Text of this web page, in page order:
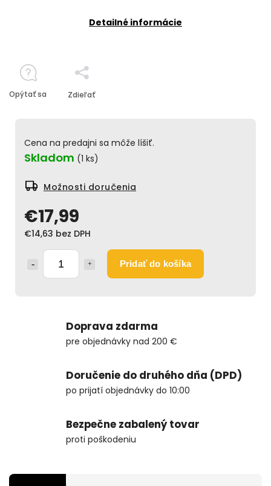
€17,99
€14,63 bez DPH
Pridať do košíka
Cena na predajni sa môže líšiť.
Skladom (1 ks)
Možnosti doručenia
Detailné informácie
Opýtať sa Zdieľať
Doprava zdarma
pre objednávky nad 200 €
Doručenie do druhého dňa (DPD)
po prijatí objednávky do 10:00
Bezpečne zabalený tovar
proti poškodeniu